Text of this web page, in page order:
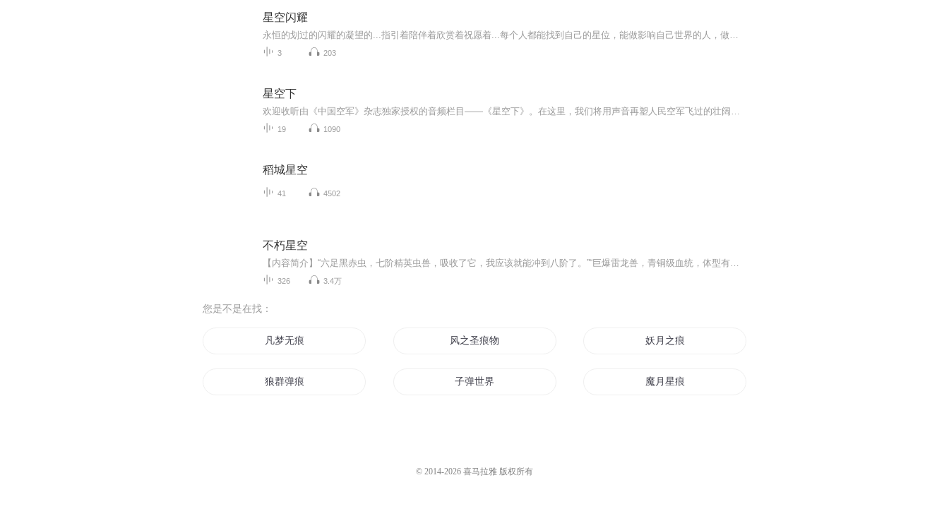
星空闪耀
永恒的划过的闪耀的凝望的...指引着陪伴着欣赏着祝愿着...每个人都能找到自己的星位，能做影响自己世界的人，做那个发光的人中文名-外文名-时代（如：BC19-20）-国家政权（如：西夏）外文名-中文名-时代（如：BC19-20）-国家政权
3 203
星空下
欢迎收听由《中国空军》杂志独家授权的音频栏目——《星空下》。在这里，我们将用声音再塑人民空军飞过的壮阔航迹，以沉浸式的叙事带您走进云端传奇。本栏目特别适合空军军事历史爱好者、青少年国防教育者及驾车通勤场景的听众朋友们收听。请点击订阅，让...
19 1090
稻城星空
41 4502
不朽星空
【内容简介】“六足黑赤虫，七阶精英虫兽，吸收了它，我应该就能冲到八阶了。”“巨爆雷龙兽，青铜级血统，体型有一颗小行星般庞大，若是吸收了它，我立马就能冲击黑洞级了！”“混元白列象，混沌灵兽中的极品，是个难缠的家伙，不过只要吸收了它，我的生...
326 3.4万
您是不是在找：
凡梦无痕 风之圣痕物语 妖月之痕
狼群弹痕 子弹世界 魔月星痕
© 2014-2026 喜马拉雅 版权所有